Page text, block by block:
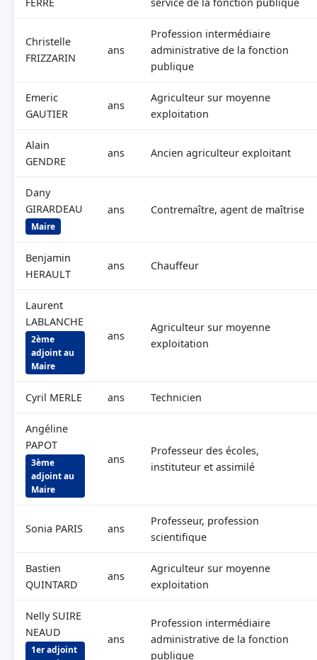
Christelle
FRIZZARIN
ans
Profession intermédiaire
administrative de la fonction
publique
Emeric
GAUTIER
ans
Agriculteur sur moyenne
exploitation
Alain
GENDRE
ans Ancien agriculteur exploitant
Dany
GIRARDEAU
Maire
ans Contremaître, agent de maîtrise
Benjamin
HERAULT
ans Chauffeur
Laurent
LABLANCHE
2ème
adjoint au
Maire
ans
Agriculteur sur moyenne
exploitation
Cyril MERLE ans Technicien
Angéline
PAPOT
3ème
adjoint au
Maire
ans
Professeur des écoles,
instituteur et assimilé
Sonia PARIS ans
Professeur, profession
scientifique
Bastien
QUINTARD
ans
Agriculteur sur moyenne
exploitation
Nelly SUIRE
NEAUD
1er adjoint
ans
Profession intermédiaire
administrative de la fonction
publique